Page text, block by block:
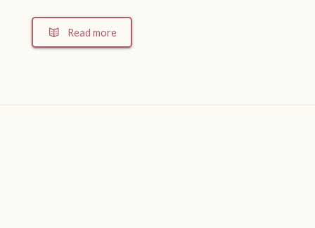
Read more